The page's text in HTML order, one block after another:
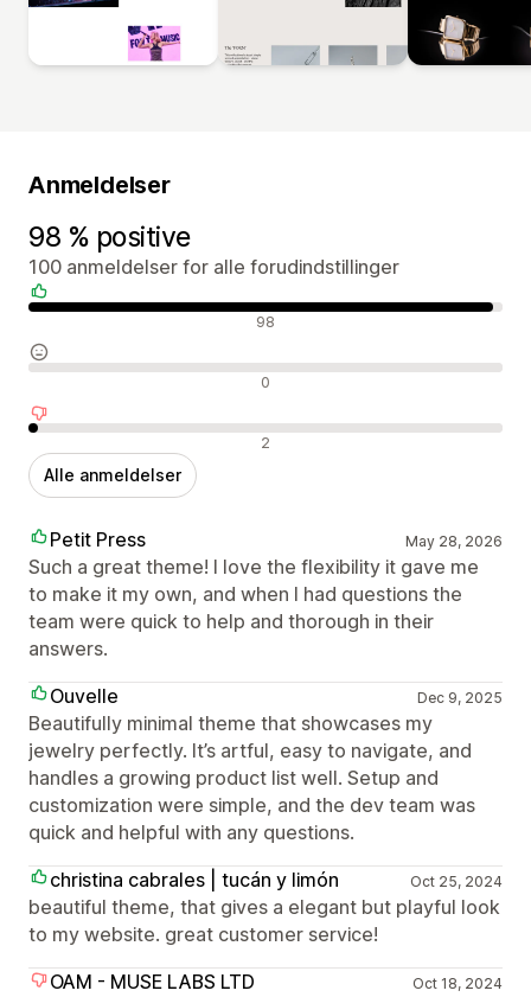
Anmeldelser
98 % positive
100 anmeldelser for alle forudindstillinger
Positive anmeldelser 98
Neutrale anmeldelser 0
Negative anmeldelser 2
Alle anmeldelser
Petit Press May 28, 2026
Such a great theme! I love the flexibility it gave me
to make it my own, and when I had questions the
team were quick to help and thorough in their
answers.
Ouvelle
Dec 9, 2025
Beautifully minimal theme that showcases my
jewelry perfectly. It’s artful, easy to navigate, and
handles a growing product list well. Setup and
customization were simple, and the dev team was
quick and helpful with any questions.
christina cabrales | tucán y limón
Oct 25, 2024
beautiful theme, that gives a elegant but playful look
to my website. great customer service!
OAM - MUSE LABS LTD
Oct 18, 2024